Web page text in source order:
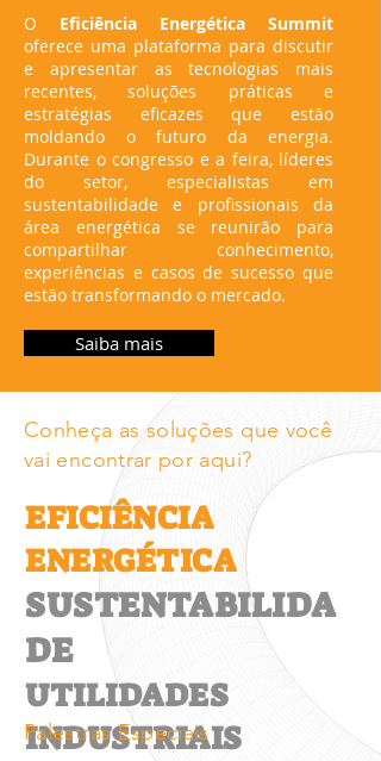
O Eficiência Energética Summit
oferece uma plataforma para discutir
e apresentar as tecnologias mais
recentes, soluções práticas e
estratégias eficazes que estão
moldando o futuro da energia.
Durante o congresso e a feira, líderes
do setor, especialistas em
sustentabilidade e profissionais da
área energética se reunirão para
compartilhar conhecimento,
experiências e casos de sucesso que
estão transformando o mercado.
Saiba mais
Conheça as soluções que você
vai encontrar por aqui?
EFICIÊNCIA
ENERGÉTICA
SUSTENTABILIDA
DE
UTILIDADES
INDUSTRIAIS
Palestras Especiais